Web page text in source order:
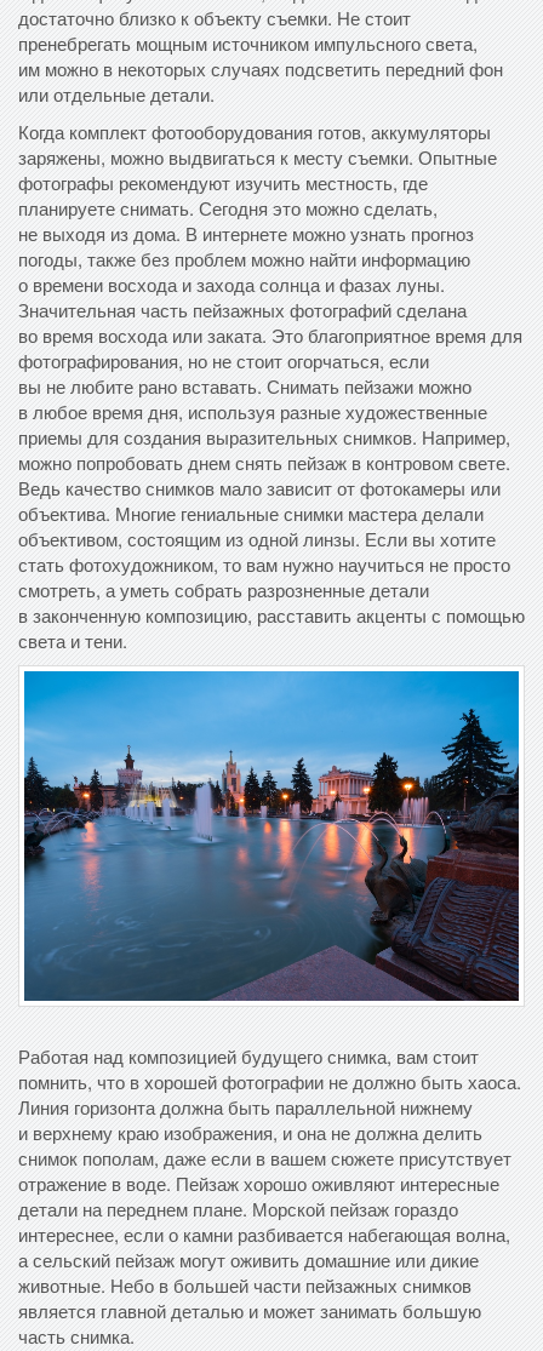
достаточно близко к объекту съемки. Не стоит
пренебрегать мощным источником импульсного света,
им можно в некоторых случаях подсветить передний фон
или отдельные детали.
Когда комплект фотооборудования готов, аккумуляторы
заряжены, можно выдвигаться к месту съемки. Опытные
фотографы рекомендуют изучить местность, где
планируете снимать. Сегодня это можно сделать,
не выходя из дома. В интернете можно узнать прогноз
погоды, также без проблем можно найти информацию
о времени восхода и захода солнца и фазах луны.
Значительная часть пейзажных фотографий сделана
во время восхода или заката. Это благоприятное время для
фотографирования, но не стоит огорчаться, если
вы не любите рано вставать. Снимать пейзажи можно
в любое время дня, используя разные художественные
приемы для создания выразительных снимков. Например,
можно попробовать днем снять пейзаж в контровом свете.
Ведь качество снимков мало зависит от фотокамеры или
объектива. Многие гениальные снимки мастера делали
объективом, состоящим из одной линзы. Если вы хотите
стать фотохудожником, то вам нужно научиться не просто
смотреть, а уметь собрать разрозненные детали
в законченную композицию, расставить акценты с помощью
света и тени.
Работая над композицией будущего снимка, вам стоит
помнить, что в хорошей фотографии не должно быть хаоса.
Линия горизонта должна быть параллельной нижнему
и верхнему краю изображения, и она не должна делить
снимок пополам, даже если в вашем сюжете присутствует
отражение в воде. Пейзаж хорошо оживляют интересные
детали на переднем плане. Морской пейзаж гораздо
интереснее, если о камни разбивается набегающая волна,
а сельский пейзаж могут оживить домашние или дикие
животные. Небо в большей части пейзажных снимков
является главной деталью и может занимать большую
часть снимка.